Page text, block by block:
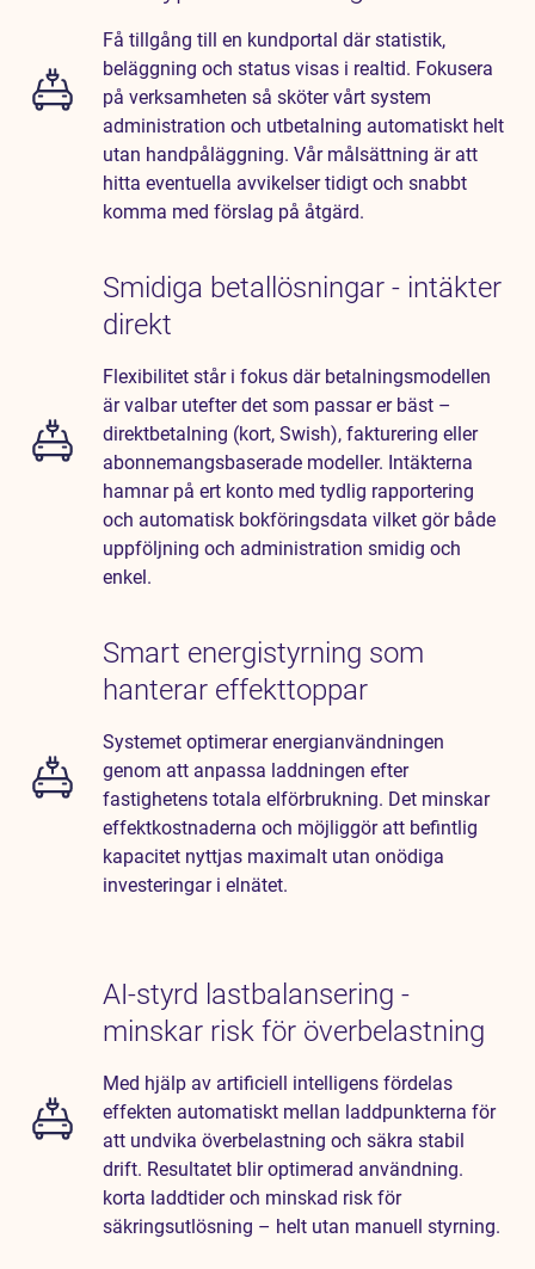
Få tillgång till en kundportal där statistik,
beläggning och status visas i realtid. Fokusera
på verksamheten så sköter vårt system
administration och utbetalning automatiskt helt
utan handpåläggning. Vår målsättning är att
hitta eventuella avvikelser tidigt och snabbt
komma med förslag på åtgärd.
Smidiga betallösningar - intäkter
direkt
Flexibilitet står i fokus där betalningsmodellen
är valbar utefter det som passar er bäst –
direktbetalning (kort, Swish), fakturering eller
abonnemangsbaserade modeller. Intäkterna
hamnar på ert konto med tydlig rapportering
och automatisk bokföringsdata vilket gör både
uppföljning och administration smidig och
enkel.
Smart energistyrning som
hanterar effekttoppar
Systemet optimerar energianvändningen
genom att anpassa laddningen efter
fastighetens totala elförbrukning. Det minskar
effektkostnaderna och möjliggör att befintlig
kapacitet nyttjas maximalt utan onödiga
investeringar i elnätet.
AI-styrd lastbalansering -
minskar risk för överbelastning
Med hjälp av artificiell intelligens fördelas
effekten automatiskt mellan laddpunkterna för
att undvika överbelastning och säkra stabil
drift. Resultatet blir optimerad användning.
korta laddtider och minskad risk för
säkringsutlösning – helt utan manuell styrning.